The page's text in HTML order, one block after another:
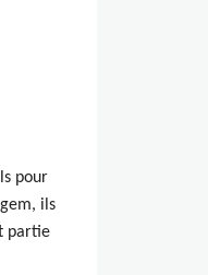
pour
ils
partie